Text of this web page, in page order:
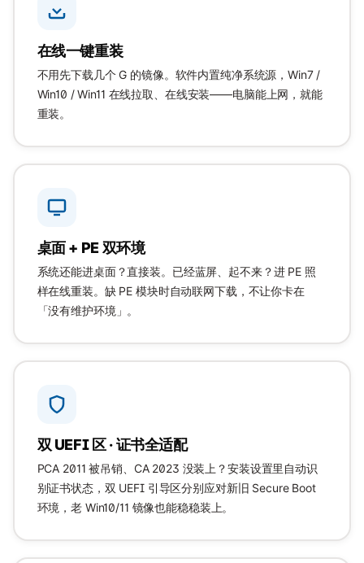
在线一键重装
不用先下载几个 G 的镜像。软件内置纯净系统源，Win7 /
Win10 / Win11 在线拉取、在线安装——电脑能上网，就能
重装。
桌面 + PE 双环境
系统还能进桌面？直接装。已经蓝屏、起不来？进 PE 照
样在线重装。缺 PE 模块时自动联网下载，不让你卡在
「没有维护环境」。
双 UEFI 区 · 证书全适配
PCA 2011 被吊销、CA 2023 没装上？安装设置里自动识
别证书状态，双 UEFI 引导区分别应对新旧 Secure Boot
环境，老 Win10/11 镜像也能稳稳装上。